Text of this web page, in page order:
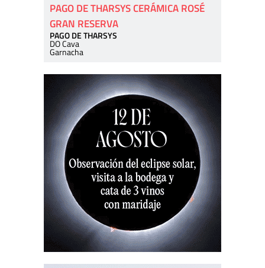
PAGO DE THARSYS CERÁMICA ROSÉ
GRAN RESERVA
PAGO DE THARSYS
DO Cava
Garnacha